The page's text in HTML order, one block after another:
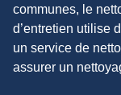
communes, le
d’entretien utilise
un service de
assurer un